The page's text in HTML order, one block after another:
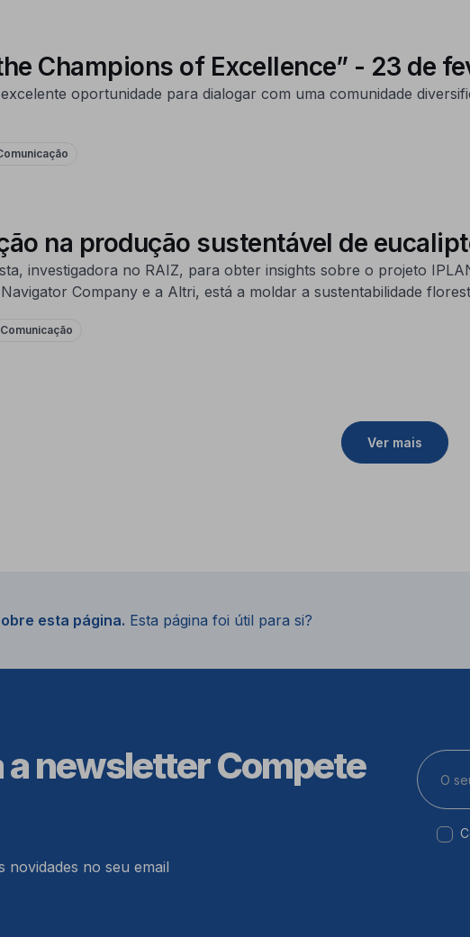
Champions of Excellence” - 23 de
oportunidade para dialogar com uma comunidade
na produção sustentável de
investigadora no RAIZ, para obter insights sobre o projeto
Company e a Altri, está a moldar a sustentabilidade
Comunicação
Ver mais
esta página. Esta página foi útil para si?
a newsletter Compete
novidades no seu email